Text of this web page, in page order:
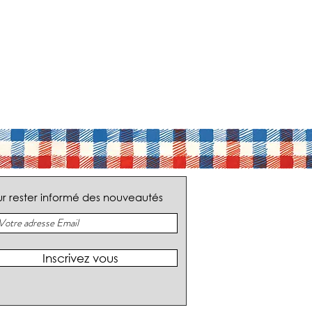
rester informé des nouveautés
Inscrivez vous